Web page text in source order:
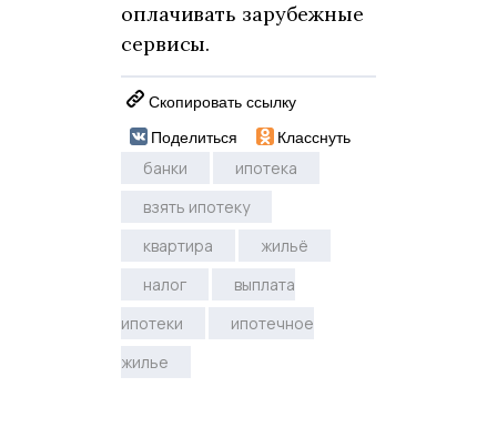
оплачивать зарубежные
сервисы.
Скопировать ссылку
Поделиться
Класснуть
банки
ипотека
взять ипотеку
квартира
жильё
налог
выплата
ипотеки
ипотечное
жилье